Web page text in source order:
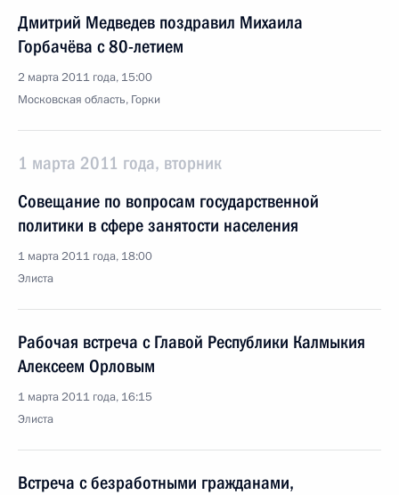
Дмитрий Медведев поздравил Михаила
Горбачёва с 80-летием
2 марта 2011 года, 15:00
Московская область, Горки
1 марта 2011 года, вторник
Совещание по вопросам государственной
политики в сфере занятости населения
1 марта 2011 года, 18:00
Элиста
Рабочая встреча с Главой Республики Калмыкия
Алексеем Орловым
1 марта 2011 года, 16:15
Элиста
Встреча с безработными гражданами,